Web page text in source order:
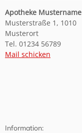
Apotheke Mustername
Musterstraße 1, 1010
Musterort
Tel. 01234 56789
Mail schicken
Information: